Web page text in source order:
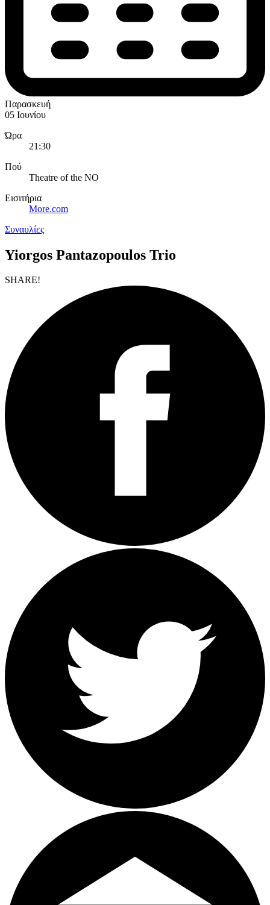
Παρασκευή
05 Ιουνίου
Ώρα
21:30
Πού
Theatre of the NO
Εισιτήρια
More.com
Συναυλίες
Yiorgos Pantazopoulos Trio
SHARE!